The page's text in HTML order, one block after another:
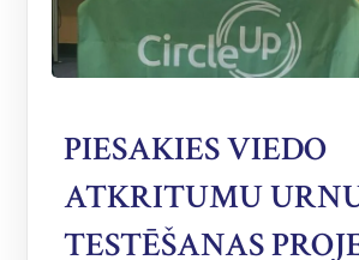
PIESAKIES VIEDO
ATKRITUMU
TESTĒŠANAS